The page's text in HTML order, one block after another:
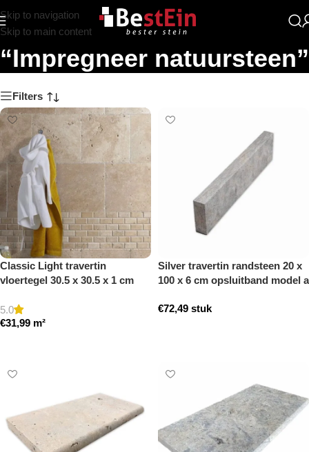
Skip to navigation
Skip to main content
Zoekresultaten:
“Impregneer natuursteen”
Filters
Classic Light travertin
vloertegel 30.5 x 30.5 x 1 cm
5.0
€31,99 m²
Silver travertin randsteen 20 x
100 x 6 cm opsluitband model a
€72,49 stuk